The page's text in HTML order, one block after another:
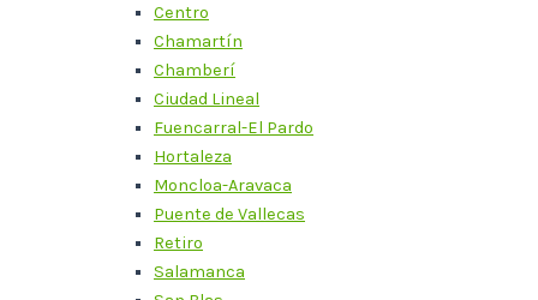
Centro
Chamartín
Chamberí
Ciudad Lineal
Fuencarral-El Pardo
Hortaleza
Moncloa-Aravaca
Puente de Vallecas
Retiro
Salamanca